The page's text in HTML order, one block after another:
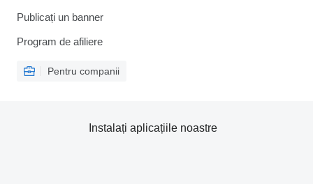
Publicați un banner
Program de afiliere
Pentru companii
Instalați aplicațiile noastre